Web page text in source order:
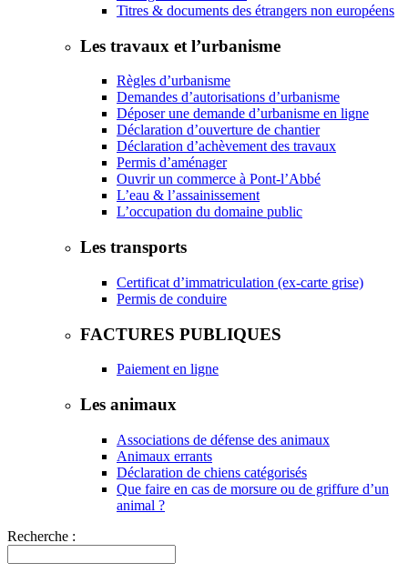
Titres & documents des étrangers non européens
Les travaux et l’urbanisme
Règles d’urbanisme
Demandes d’autorisations d’urbanisme
Déposer une demande d’urbanisme en ligne
Déclaration d’ouverture de chantier
Déclaration d’achèvement des travaux
Permis d’aménager
Ouvrir un commerce à Pont-l’Abbé
L’eau & l’assainissement
L’occupation du domaine public
Les transports
Certificat d’immatriculation (ex-carte grise)
Permis de conduire
FACTURES PUBLIQUES
Paiement en ligne
Les animaux
Associations de défense des animaux
Animaux errants
Déclaration de chiens catégorisés
Que faire en cas de morsure ou de griffure d’un
animal ?
Recherche :